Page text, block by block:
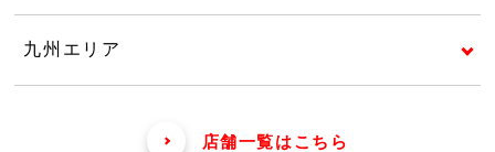
九州エリア
店舗一覧はこちら